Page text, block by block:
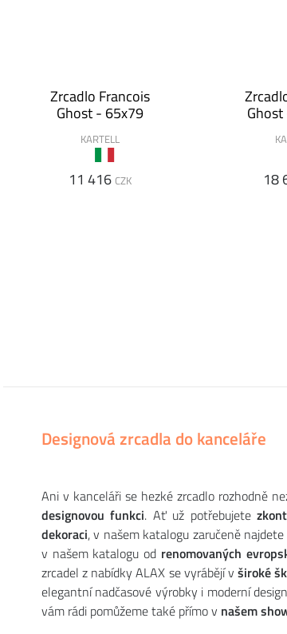
Zrcadlo Francois
Ghost - 65x79
KARTELL
11 416 CZK 18
Designová zrcadla do kanceláře
Ani v kanceláři se hezké zrcadlo rozhodně
designovou funkci. Ať už potřebujete
dekoraci, v našem katalogu zaručeně
v našem katalogu od renomovaných
zrcadel z nabídky ALAX se vyrábějí v široké
elegantní nadčasové výrobky i moderní
vám rádi pomůžeme také přímo v našem